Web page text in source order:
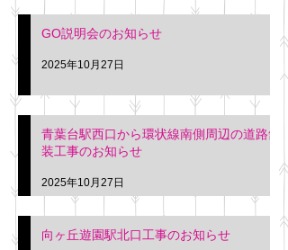
GO説明会のお知らせ
2025年10月27日
青葉台駅西口から環状線南側周辺の道路舗
装工事のお知らせ
2025年10月27日
向ヶ丘遊園駅北口工事のお知らせ